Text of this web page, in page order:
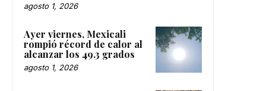
agosto 1, 2026
Ayer viernes, Mexicali
rompió récord de calor al
alcanzar los 49.3 grados
agosto 1, 2026